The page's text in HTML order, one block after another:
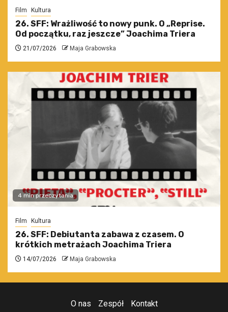
Film Kultura
26. SFF: Wrażliwość to nowy punk. O „Reprise.
Od początku, raz jeszcze” Joachima Triera
21/07/2026 Maja Grabowska
4 min przeczytania
Film Kultura
26. SFF: Debiutanta zabawa z czasem. O
krótkich metrażach Joachima Triera
14/07/2026 Maja Grabowska
O nas Zespół Kontakt